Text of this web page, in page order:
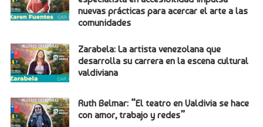
nuevas prácticas para acercar el arte a las
comunidades
Zarabela: La artista venezolana que
desarrolla su carrera en la escena cultural
valdiviana
Ruth Belmar: “El teatro en Valdivia se hace
con amor, trabajo y redes”